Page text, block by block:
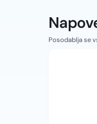
Posodablja se